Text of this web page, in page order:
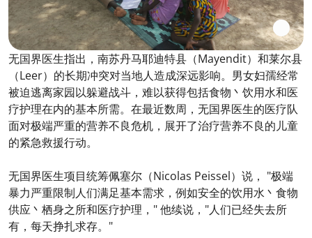
无国界医生指出，南苏丹马耶迪特县（Mayendit）和莱尔县
（Leer）的长期冲突对当地人造成深远影响。男女妇孺经常
被迫逃离家园以躲避战斗，难以获得包括食物丶饮用水和医
疗护理在内的基本所需。在最近数周，无国界医生的医疗队
面对极端严重的营养不良危机，展开了治疗营养不良的儿童
的紧急救援行动。
无国界医生项目统筹佩塞尔（Nicolas Peissel）说， "极端
暴力严重限制人们满足基本需求，例如安全的饮用水丶食物
供应丶栖身之所和医疗护理，" 他续说，"人们已经失去所
有，每天挣扎求存。"